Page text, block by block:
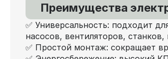
Преимущества
✅ Универсальность: подходит
насосов, вентиляторов, станков,
✅ Простой монтаж: сокращает